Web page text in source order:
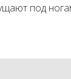
под